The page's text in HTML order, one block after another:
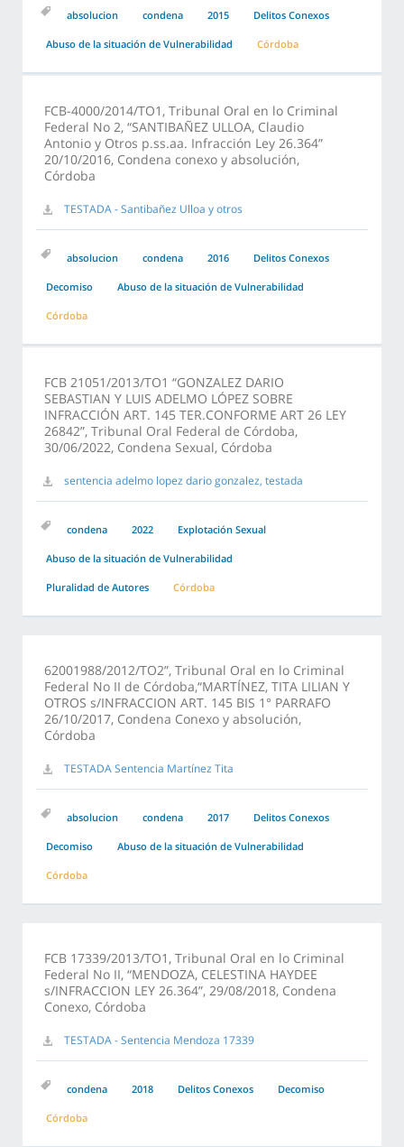
absolucion condena 2015 Delitos Conexos
Abuso de la situación de Vulnerabilidad Córdoba
FCB-4000/2014/TO1, Tribunal Oral en lo Criminal
Federal No 2, “SANTIBAÑEZ ULLOA, Claudio
Antonio y Otros p.ss.aa. Infracción Ley 26.364”
20/10/2016, Condena conexo y absolución,
Córdoba
TESTADA - Santibañez Ulloa y otros
absolucion condena 2016 Delitos Conexos
Decomiso Abuso de la situación de Vulnerabilidad
Córdoba
FCB 21051/2013/TO1 “GONZALEZ DARIO
SEBASTIAN Y LUIS ADELMO LÓPEZ SOBRE
INFRACCIÓN ART. 145 TER.CONFORME ART 26 LEY
26842”, Tribunal Oral Federal de Córdoba,
30/06/2022, Condena Sexual, Córdoba
sentencia adelmo lopez dario gonzalez, testada
condena 2022 Explotación Sexual
Abuso de la situación de Vulnerabilidad
Pluralidad de Autores Córdoba
62001988/2012/TO2”, Tribunal Oral en lo Criminal
Federal No II de Córdoba,“MARTÍNEZ, TITA LILIAN Y
OTROS s/INFRACCION ART. 145 BIS 1° PARRAFO
26/10/2017, Condena Conexo y absolución,
Córdoba
TESTADA Sentencia Martínez Tita
absolucion condena 2017 Delitos Conexos
Decomiso Abuso de la situación de Vulnerabilidad
Córdoba
FCB 17339/2013/TO1, Tribunal Oral en lo Criminal
Federal No II, “MENDOZA, CELESTINA HAYDEE
s/INFRACCION LEY 26.364”, 29/08/2018, Condena
Conexo, Córdoba
TESTADA - Sentencia Mendoza 17339
condena 2018 Delitos Conexos Decomiso
Córdoba